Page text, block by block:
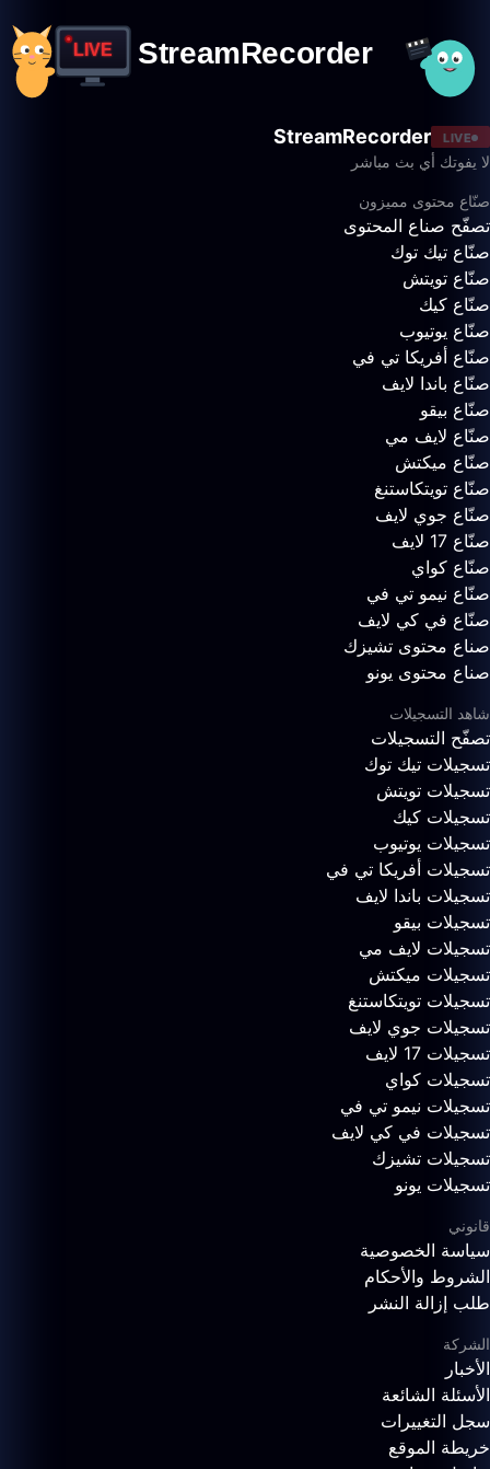
LIVE
StreamRecorder
لا يفوتك أي بث مباشر
صنّاع محتوى مميزون
تصفّح صناع المحتوى
صنّاع تيك توك
صنّاع تويتش
صنّاع كيك
صنّاع يوتيوب
صنّاع أفريكا تي في
صنّاع باندا لايف
صنّاع بيقو
صنّاع لايف مي
صنّاع ميكتش
صنّاع تويتكاستنغ
صنّاع جوي لايف
صنّاع 17 لايف
صنّاع كواي
صنّاع نيمو تي في
صنّاع في كي لايف
صناع محتوى تشيزك
صناع محتوى يونو
شاهد التسجيلات
تصفّح التسجيلات
تسجيلات تيك توك
تسجيلات تويتش
تسجيلات كيك
تسجيلات يوتيوب
تسجيلات أفريكا تي في
تسجيلات باندا لايف
تسجيلات بيقو
تسجيلات لايف مي
تسجيلات ميكتش
تسجيلات تويتكاستنغ
تسجيلات جوي لايف
تسجيلات 17 لايف
تسجيلات كواي
تسجيلات نيمو تي في
تسجيلات في كي لايف
تسجيلات تشيزك
تسجيلات يونو
قانوني
سياسة الخصوصية
الشروط والأحكام
طلب إزالة النشر
الشركة
الأخبار
الأسئلة الشائعة
سجل التغييرات
خريطة الموقع